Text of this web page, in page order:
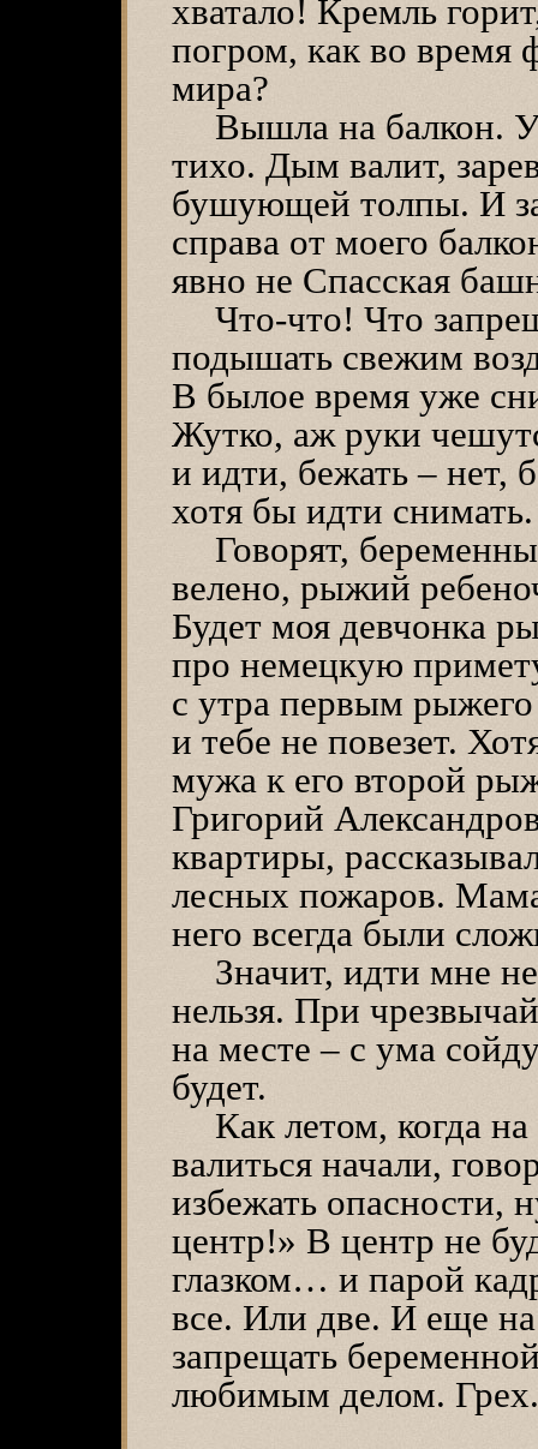
хватало! Кремль
погром, как во время
мира?
Вышла на балкон.
тихо. Дым валит,
бушующей толпы. И
справа от моего
явно не Спасская
Что-что! Что
подышать свежим
В былое время уже
Жутко, аж руки
и идти, бежать – нет,
хотя бы идти снимать.
Говорят,
велено, рыжий
Будет моя девчонка
про немецкую
с утра первым рыжего
и тебе не повезет.
мужа к его второй
Григорий
квартиры,
лесных пожаров.
него всегда были
Значит, идти мне
нельзя. При
на месте – с ума
будет.
Как летом, когда
валиться начали,
избежать опасности,
центр!» В центр не
глазком… и парой
все. Или две. И еще
запрещать
любимым делом. Грех.